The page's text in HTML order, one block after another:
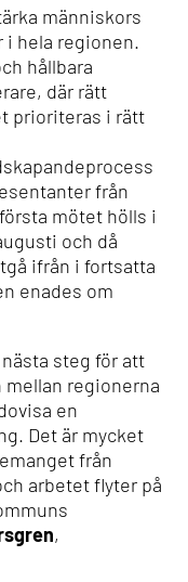
människors
hela regionen.
hållbara
där rätt
prioriteras i rätt
från
mötet hölls i
och då
ifrån i fortsatta
enades om
steg för att
regionerna
en
Det är mycket
från
arbetet flyter på
,